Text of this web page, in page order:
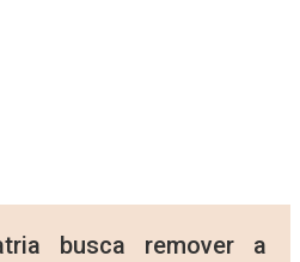
busca remover a